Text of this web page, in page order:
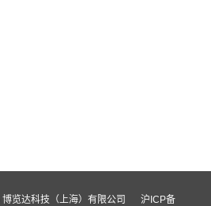
览达科技（上海）有限公司
沪ICP备